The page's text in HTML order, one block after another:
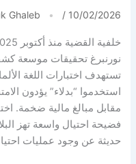
Ghaleb / 10/02/2026
نورنبرغ تحقيقات موسعة
تستهدف اختبارات اللغة
استخدموا “بدلاء” يؤدون
مقابل مبالغ مالية ضخمة.
فضيحة احتيال واسعة تهز
حديثة عن وجود عمليات